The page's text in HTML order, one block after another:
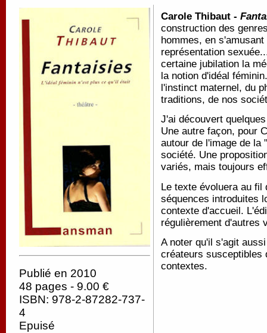
Publié en 2010
48 pages - 9.00 €
ISBN: 978-2-87282-737-
4
Epuisé
Carole Thibaut -
construction des
hommes, en
représentation
certaine jubilation la
la notion d'idéal
l'instinct maternel, du
traditions, de nos
J'ai découvert
Une autre façon, pour
autour de l'image de la
société. Une
variés, mais toujours
Le texte évoluera au fil
séquences introduites
contexte d'accueil.
régulièrement d'autres
A noter qu'il s'agit
créateurs susceptibles
contextes.